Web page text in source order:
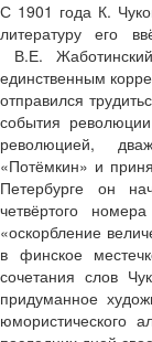
С 1901 года К.
литературу его
В.Е.
единственным
отправился
события
революцией,
«Потёмкин» и
Петербурге он
четвёртого
«оскорбление
в финское
сочетания слов
придуманное
юмористического